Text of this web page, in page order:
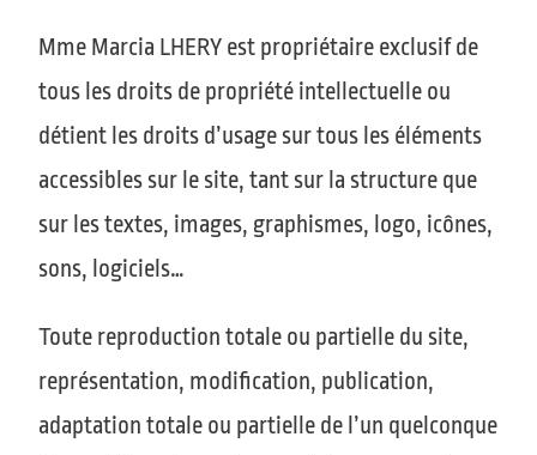
Mme Marcia LHERY est propriétaire exclusif de
tous les droits de propriété intellectuelle ou
détient les droits d’usage sur tous les éléments
accessibles sur le site, tant sur la structure que
sur les textes, images, graphismes, logo, icônes,
sons, logiciels…
Toute reproduction totale ou partielle du site,
représentation, modification, publication,
adaptation totale ou partielle de l’un quelconque